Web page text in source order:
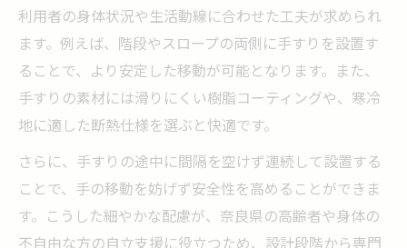
利用者の身体状況や生活動線に合わせた工夫が求められ
ます。例えば、階段やスロープの両側に手すりを設置す
ることで、より安定した移動が可能となります。また、
手すりの素材には滑りにくい樹脂コーティングや、寒冷
地に適した断熱仕様を選ぶと快適です。
さらに、手すりの途中に間隔を空けず連続して設置する
ことで、手の移動を妨げず安全性を高めることができま
す。こうした細やかな配慮が、奈良県の高齢者や身体の
不自由な方の自立支援に役立つため、設計段階から専門